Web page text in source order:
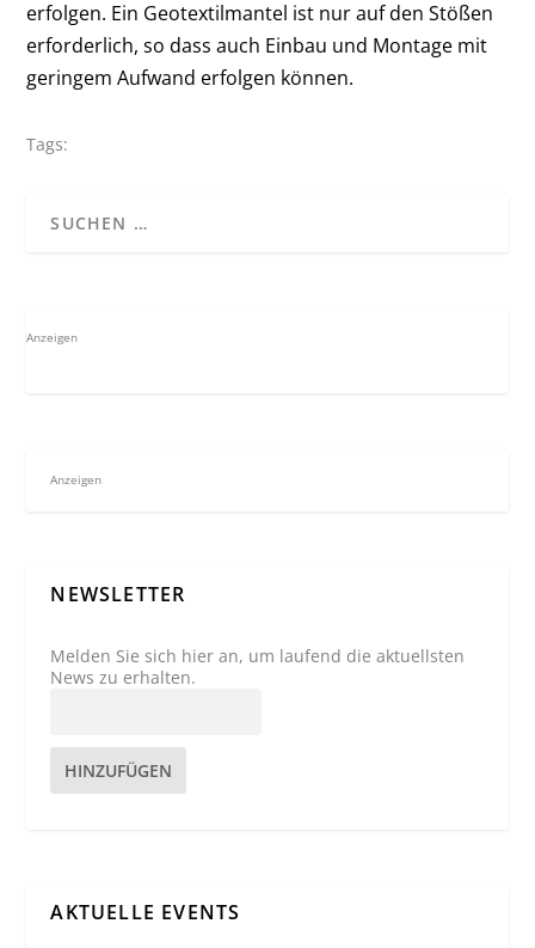
erfolgen. Ein Geotextilmantel ist nur auf den Stößen
erforderlich, so dass auch Einbau und Montage mit
geringem Aufwand erfolgen können.
Tags:
Anzeigen
Anzeigen
NEWSLETTER
Melden Sie sich hier an, um laufend die aktuellsten
News zu erhalten.
HINZUFÜGEN
AKTUELLE EVENTS